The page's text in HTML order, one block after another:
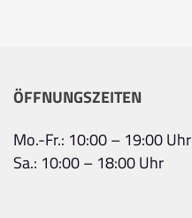
ÖFFNUNGSZEITEN
Mo.-Fr.: 10:00 – 19:00 Uhr
Sa.: 10:00 – 18:00 Uhr